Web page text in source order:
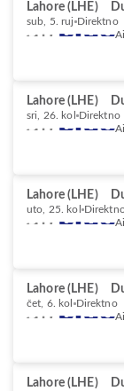
Lahore (LHE)
sub, 5. ruj Direktno
Lahore (LHE)
sri, 26. kol Direktno
Lahore (LHE)
uto, 25. kol
Lahore (LHE)
čet, 6. kol Direktno
Lahore (LHE)